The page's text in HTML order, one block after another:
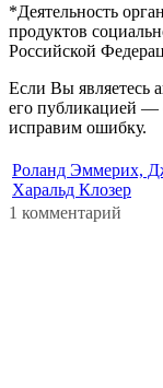
*Деятельность
продуктов
Российской
Если Вы являетесь
его публикацией —
исправим ошибку.
Роланд Эммерих,
Харальд Клозер
1 комментарий